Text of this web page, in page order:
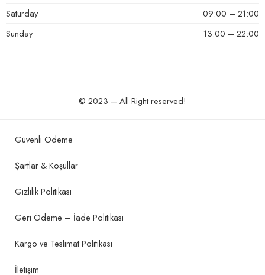
Saturday
09:00 – 21:00
Sunday
13:00 – 22:00
© 2023 – All Right reserved!
Güvenli Ödeme
Şartlar & Koşullar
Gizlilik Politikası
Geri Ödeme – İade Politikası
Kargo ve Teslimat Politikası
İletişim